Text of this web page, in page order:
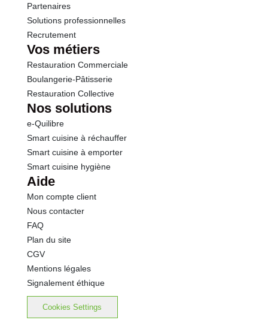
Partenaires
Solutions professionnelles
Recrutement
Vos métiers
Restauration Commerciale
Boulangerie-Pâtisserie
Restauration Collective
Nos solutions
e-Quilibre
Smart cuisine à réchauffer
Smart cuisine à emporter
Smart cuisine hygiène
Aide
Mon compte client
Nous contacter
FAQ
Plan du site
CGV
Mentions légales
Signalement éthique
Cookies Settings